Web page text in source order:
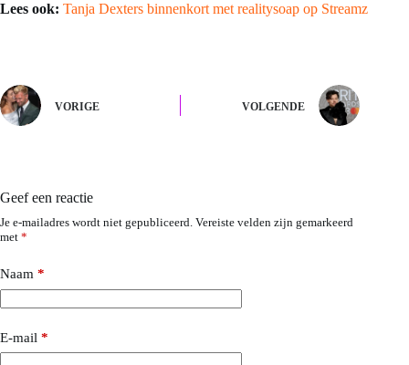
Lees ook: Tanja Dexters binnenkort met realitysoap op Streamz
VORIGE VOLGENDE
Geef een reactie
Je e-mailadres wordt niet gepubliceerd. Vereiste velden zijn gemarkeerd
met *
Naam *
E-mail *